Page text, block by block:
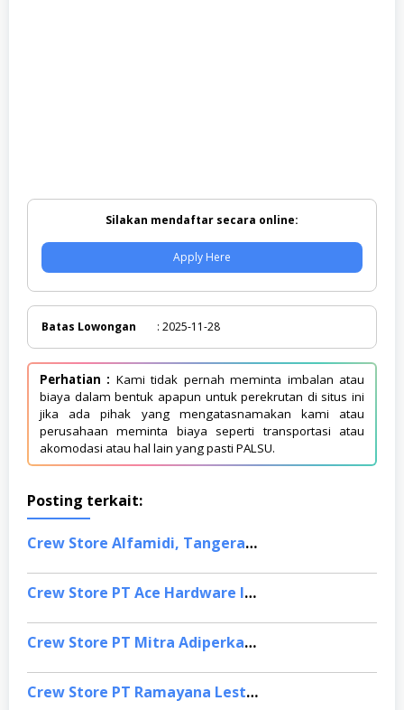
Silakan mendaftar secara online:
Apply Here
Batas Lowongan : 2025-11-28
Perhatian : Kami tidak pernah meminta imbalan atau
biaya dalam bentuk apapun untuk perekrutan di situs ini
jika ada pihak yang mengatasnamakan kami atau
perusahaan meminta biaya seperti transportasi atau
akomodasi atau hal lain yang pasti PALSU.
Posting terkait:
Crew Store Alfamidi, Tangerang
Crew Store PT Ace Hardware Indonesia, Bekasi
Crew Store PT Mitra Adiperkasa, Bandung
Crew Store PT Ramayana Lestari Sentosa, Jakarta Selatan